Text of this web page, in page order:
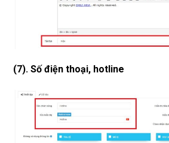
(7). Số điện thoại, hotline